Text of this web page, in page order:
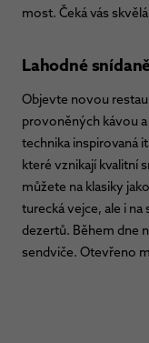
most. Čeká vás
Lahodné
Objevte novou
provoněných kávou
technika inspirovaná
které vznikají kvalitní
můžete na klasiky
turecká vejce, ale i
dezertů. Během dne
sendviče. Otevřeno